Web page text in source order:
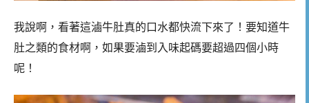
我說啊，看著這滷牛肚真的口水都快流下來了！要知道牛
肚之類的食材啊，如果要滷到入味起碼要超過四個小時
呢！